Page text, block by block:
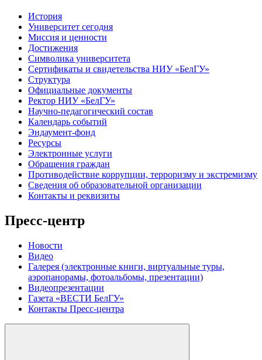
История
Университет сегодня
Миссия и ценности
Достижения
Символика университета
Сертификаты и свидетельства НИУ «БелГУ»
Структура
Официальные документы
Ректор НИУ «БелГУ»
Научно-педагогический состав
Календарь событий
Эндаумент-фонд
Ресурсы
Электронные услуги
Обращения граждан
Противодействие коррупции, терроризму и экстремизму
Сведения об образовательной организации
Контакты и реквизиты
Пресс-центр
Новости
Видео
Галерея (электронные книги, виртуальные туры,
аэропанорамы, фотоальбомы, презентации)
Видеопрезентации
Газета «ВЕСТИ БелГУ»
Контакты Пресс-центра